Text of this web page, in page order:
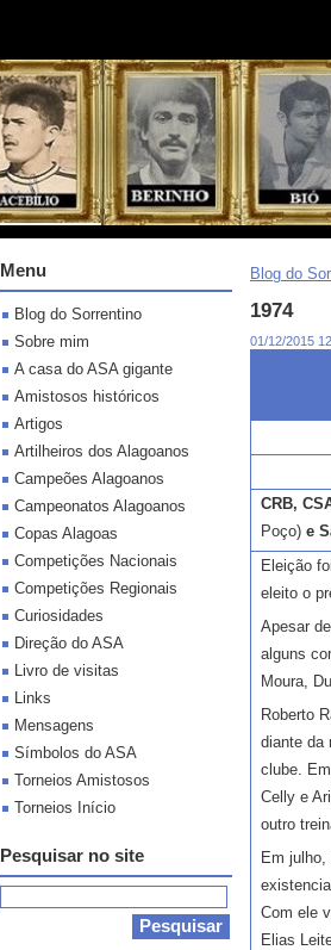
Blog do
1974
01/12/2015
CRB,
Poço) e
Eleição
eleito o
Apesar
alguns
Moura,
Roberto
diante da
clube.
Celly e
outro
Em
Com ele
Elias
Menu
Blog do Sorrentino
Sobre mim
A casa do ASA gigante
Amistosos históricos
Artigos
Artilheiros dos Alagoanos
Campeões Alagoanos
Campeonatos Alagoanos
Copas Alagoas
Competições Nacionais
Competições Regionais
Curiosidades
Direção do ASA
Livro de visitas
Links
Mensagens
Símbolos do ASA
Torneios Amistosos
Torneios Início
Pesquisar no site